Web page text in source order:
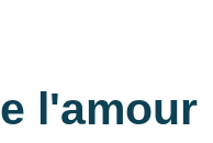
l'amour